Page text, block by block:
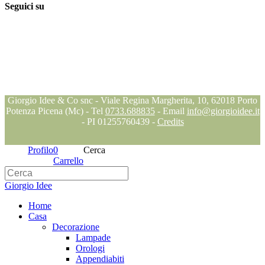
Seguici su
Giorgio Idee & Co snc - Viale Regina Margherita, 10, 62018 Porto
Potenza Picena (Mc) - Tel 0733.688835- Email info@giorgioidee.it
- PI 01255760439 - Credits
Profilo0
Carrello
Cerca
Giorgio Idee
Home
Casa
Decorazione
Lampade
Orologi
Appendiabiti